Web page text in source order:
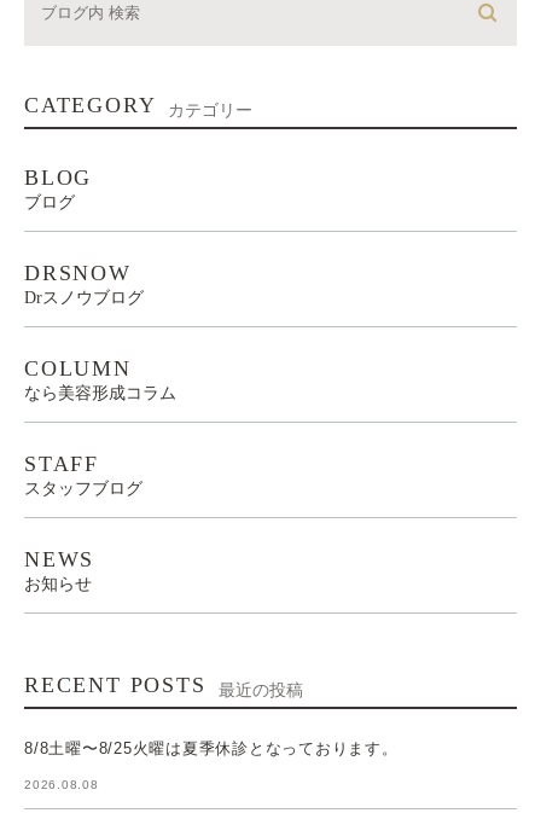
CATEGORY カテゴリー
BLOG
ブログ
DRSNOW
Drスノウブログ
COLUMN
なら美容形成コラム
STAFF
スタッフブログ
NEWS
お知らせ
RECENT POSTS 最近の投稿
8/8土曜〜8/25火曜は夏季休診となっております。
2026.08.08